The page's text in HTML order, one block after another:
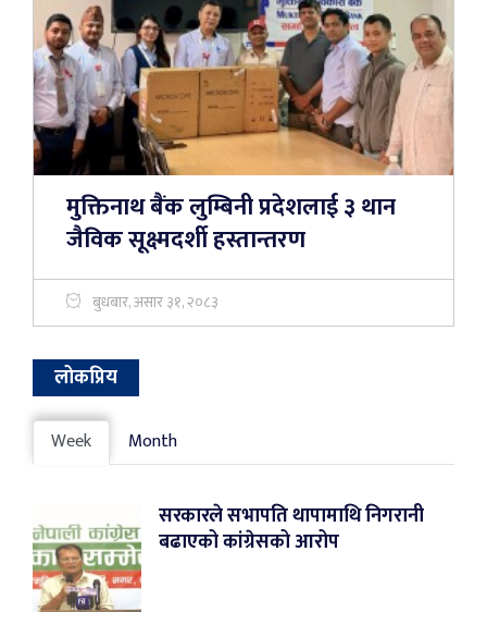
मुक्तिनाथ बैंक लुम्बिनी प्रदेशलाई ३ थान
जैविक सूक्ष्मदर्शी हस्तान्तरण
बुधबार, असार ३१, २०८३
लोकप्रिय
Week Month
सरकारले सभापति थापामाथि निगरानी
बढाएको कांग्रेसको आरोप